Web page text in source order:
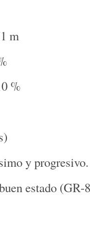
m
%
y progresivo.
estado (GR-